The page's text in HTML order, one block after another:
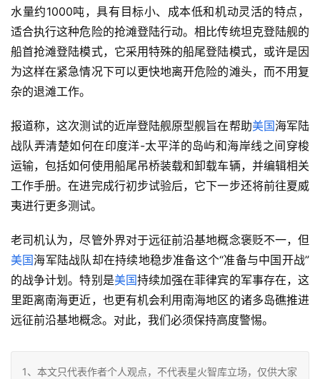
水量约1000吨，具有目标小、成本低和机动灵活的特点，
适合执行这种危险的抢滩登陆行动。相比传统坦克登陆舰的
船首抢滩登陆模式，它采用特殊的船尾登陆模式，或许是因
为这样在紧急情况下可以更快地离开危险的滩头，而不用复
杂的退滩工作。
报道称，这次测试的近岸登陆舰原型舰旨在帮助美国海军陆
战队弄清楚如何在印度洋-太平洋的岛屿和海岸线之间穿梭
运输，包括如何使用船尾吊桥装载和卸载车辆，并编辑相关
工作手册。在进完成行初步试验后，它下一步还将前往夏威
夷进行更多测试。
老司机认为，尽管外界对于远征前沿基地概念褒贬不一，但
美国海军陆战队却在持续地稳步准备这个“准备与中国开战”
的战争计划。特别是美国持续加强在菲律宾的军事存在，这
里距离南海更近，也更有机会利用南海地区的诸多岛礁推进
远征前沿基地概念。对此，我们必须保持高度警惕。
1、本文只代表作者个人观点，不代表星火智库立场，仅供大家